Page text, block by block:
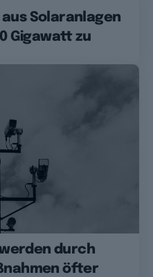
Solaranlagen
Gigawatt zu
durch
öfter